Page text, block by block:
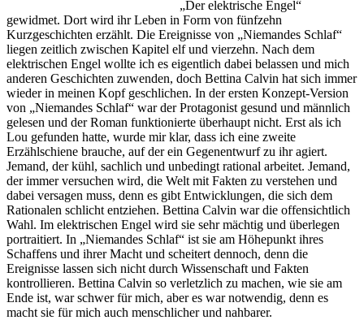
„Der elektrische Engel“
gewidmet. Dort wird ihr Leben in Form von fünfzehn
Kurzgeschichten erzählt. Die Ereignisse von „Niemandes Schlaf“
liegen zeitlich zwischen Kapitel elf und vierzehn. Nach dem
elektrischen Engel wollte ich es eigentlich dabei belassen und mich
anderen Geschichten zuwenden, doch Bettina Calvin hat sich immer
wieder in meinen Kopf geschlichen. In der ersten Konzept-Version
von „Niemandes Schlaf“ war der Protagonist gesund und männlich
gelesen und der Roman funktionierte überhaupt nicht. Erst als ich
Lou gefunden hatte, wurde mir klar, dass ich eine zweite
Erzählschiene brauche, auf der ein Gegenentwurf zu ihr agiert.
Jemand, der kühl, sachlich und unbedingt rational arbeitet. Jemand,
der immer versuchen wird, die Welt mit Fakten zu verstehen und
dabei versagen muss, denn es gibt Entwicklungen, die sich dem
Rationalen schlicht entziehen. Bettina Calvin war die offensichtlich
Wahl. Im elektrischen Engel wird sie sehr mächtig und überlegen
portraitiert. In „Niemandes Schlaf“ ist sie am Höhepunkt ihres
Schaffens und ihrer Macht und scheitert dennoch, denn die
Ereignisse lassen sich nicht durch Wissenschaft und Fakten
kontrollieren. Bettina Calvin so verletzlich zu machen, wie sie am
Ende ist, war schwer für mich, aber es war notwendig, denn es
macht sie für mich auch menschlicher und nahbarer.